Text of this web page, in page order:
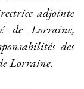
adjointe
de Lorraine,
des
Lorraine.